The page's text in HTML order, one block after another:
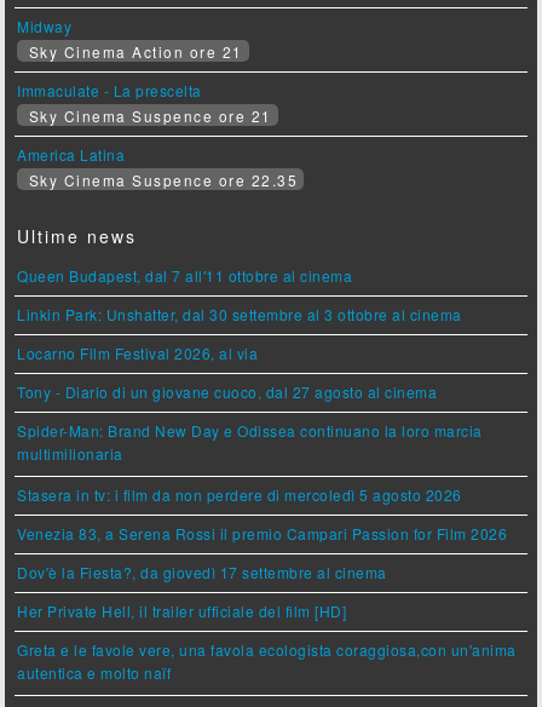
Midway
Sky Cinema Action ore 21
Immaculate - La prescelta
Sky Cinema Suspence ore 21
America Latina
Sky Cinema Suspence ore 22.35
Ultime news
Queen Budapest, dal 7 all'11 ottobre al cinema
Linkin Park: Unshatter, dal 30 settembre al 3 ottobre al cinema
Locarno Film Festival 2026, al via
Tony - Diario di un giovane cuoco, dal 27 agosto al cinema
Spider-Man: Brand New Day e Odissea continuano la loro marcia
multimilionaria
Stasera in tv: i film da non perdere di mercoledì 5 agosto 2026
Venezia 83, a Serena Rossi il premio Campari Passion for Film 2026
Dov'è la Fiesta?, da giovedì 17 settembre al cinema
Her Private Hell, il trailer ufficiale del film [HD]
Greta e le favole vere, una favola ecologista coraggiosa,con un'anima
autentica e molto naïf